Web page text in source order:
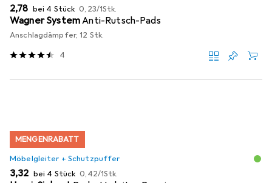
EUR
2,78 bei 4 Stück EUR
0,23/1Stk.
Wagner SystemAnti-Rutsch-Pads
Anschlagdämpfer, 12 Stk.
4
MENGENRABATT
Möbelgleiter + Schutzpuffer
EUR
3,32 bei 4 Stück EUR
0,42/1Stk.